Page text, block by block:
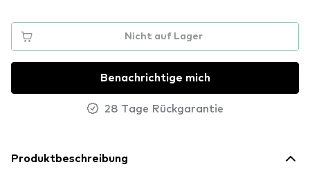
Nicht auf Lager
Benachrichtige mich
28 Tage Rückgarantie
Produktbeschreibung